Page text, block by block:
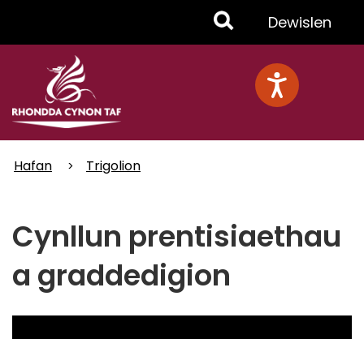
Toggle
Menu
Dewislen
Hafan Trigolion
Cynllun prentisiaethau
a graddedigion